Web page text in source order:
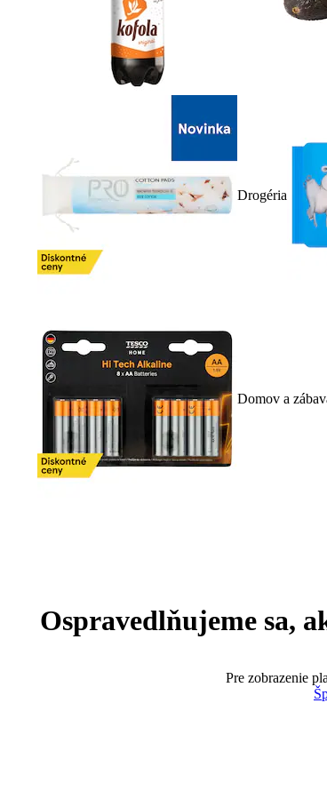
Drogéria
Domov a
Ospravedlňujeme sa,
Pre zobrazenie